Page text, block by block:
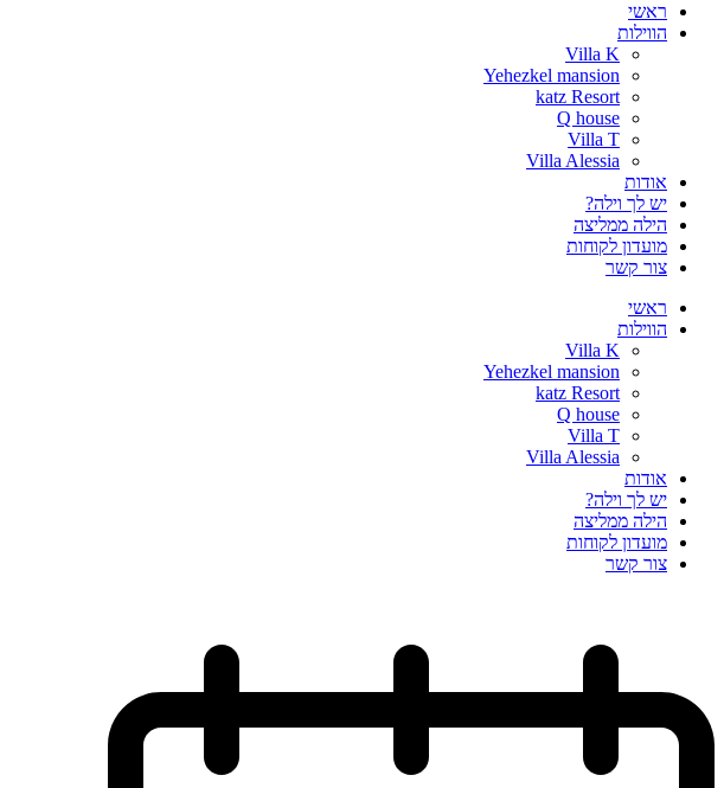
ראשי
הווילות
Villa K
Yehezkel mansion
katz Resort
Q house
Villa T
Villa Alessia
אודות
יש לך וילה?
הילה ממליצה
מועדון לקוחות
צור קשר
ראשי
הווילות
Villa K
Yehezkel mansion
katz Resort
Q house
Villa T
Villa Alessia
אודות
יש לך וילה?
הילה ממליצה
מועדון לקוחות
צור קשר